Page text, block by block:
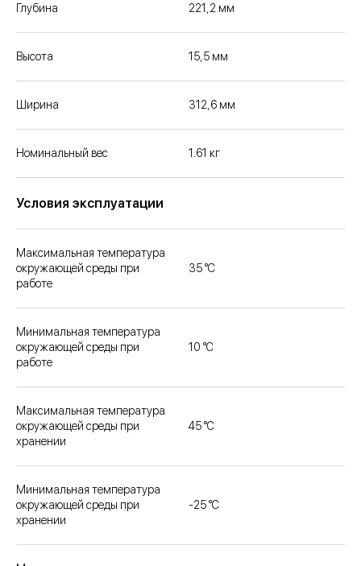
Глубина 221,2 мм
Высота 15,5 мм
Ширина 312,6 мм
Номинальный вес 1.61 кг
Условия эксплуатации
Максимальная температура
окружающей среды при
работе
35 °C
Минимальная температура
окружающей среды при
работе
10 °C
Максимальная температура
окружающей среды при
хранении
45 °C
Минимальная температура
окружающей среды при
хранении
-25 °C